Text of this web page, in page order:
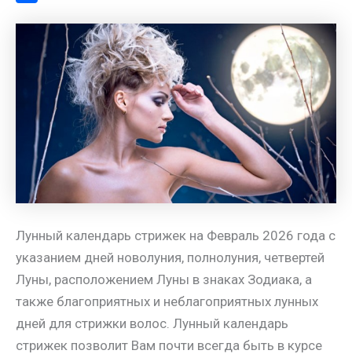
Лунный календарь стрижек на Февраль 2026 года с
указанием дней новолуния, полнолуния, четвертей
Луны, расположением Луны в знаках Зодиака, а
также благоприятных и неблагоприятных лунных
дней для стрижки волос. Лунный календарь
стрижек позволит Вам почти всегда быть в курсе